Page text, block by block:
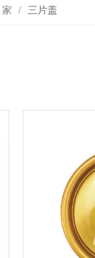
家 / 三片盖